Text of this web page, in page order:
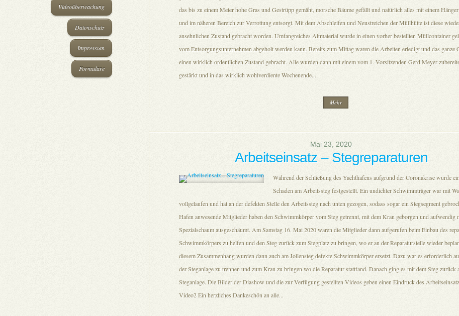
Videoüberwachung
Datenschutz
Impressum
Formulare
das bis zu einem Meter hohe Gras und Gestrüpp gemäht, morsche Bäume gefällt und natürlich alles mit einem
und im näheren Bereich zur Verrottung entsorgt. Mit dem Abschleifen und Neustreichen der Müllhütte ist diese
ansehnlichen Zustand gebracht worden. Umfangreiches Altmaterial wurde in einen vorher bestellten Müllcontainer
vom Entsorgungsunternehmen abgeholt werden kann. Bereits zum Mittag waren die Arbeiten erledigt und das ganze
einen wirklich ordentlichen Zustand gebracht. Alle wurden dann mit einem vom 1. Vorsitzenden Gerd Meyer
gestärkt und in das wirklich wohlverdiente Wochenende...
Mehr
Mai 23, 2020
Arbeitseinsatz – Stegreparaturen
Während der Schließung des Yachthafens aufgrund der Coronakrise wurde
Schaden am Arbeitssteg festgestellt. Ein undichter Schwimmträger war mit
vollgelaufen und hat an der defekten Stelle den Arbeitssteg nach unten gezogen, sodass sogar ein Stegsegment
Hafen anwesende Mitglieder haben den Schwimmkörper vom Steg getrennt, mit dem Kran geborgen und aufwendig
Spezialschaum ausgeschäumt. Am Samstag 16. Mai 2020 waren die Mitglieder dann aufgerufen beim Einbau des
Schwimmkörpers zu helfen und den Steg zurück zum Stegplatz zu bringen, wo er an der Reparaturstelle wieder
diesem Zusammenhang wurden dann auch am Jollensteg defekte Schwimmkörper ersetzt. Dazu war es erforderlich
der Steganlage zu trennen und zum Kran zu bringen wo die Reparatur stattfand. Danach ging es mit dem Steg zurück
Steganlage. Die Bilder der Diashow und die zur Verfügung gestellten Videos geben einen Eindruck des
Video2 Ein herzliches Dankeschön an alle...